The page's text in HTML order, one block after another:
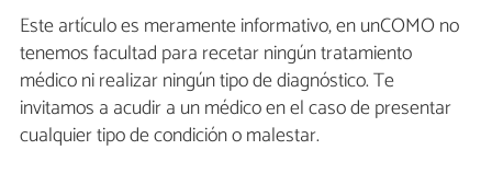
Este artículo es meramente informativo, en unCOMO no
tenemos facultad para recetar ningún tratamiento
médico ni realizar ningún tipo de diagnóstico. Te
invitamos a acudir a un médico en el caso de presentar
cualquier tipo de condición o malestar.